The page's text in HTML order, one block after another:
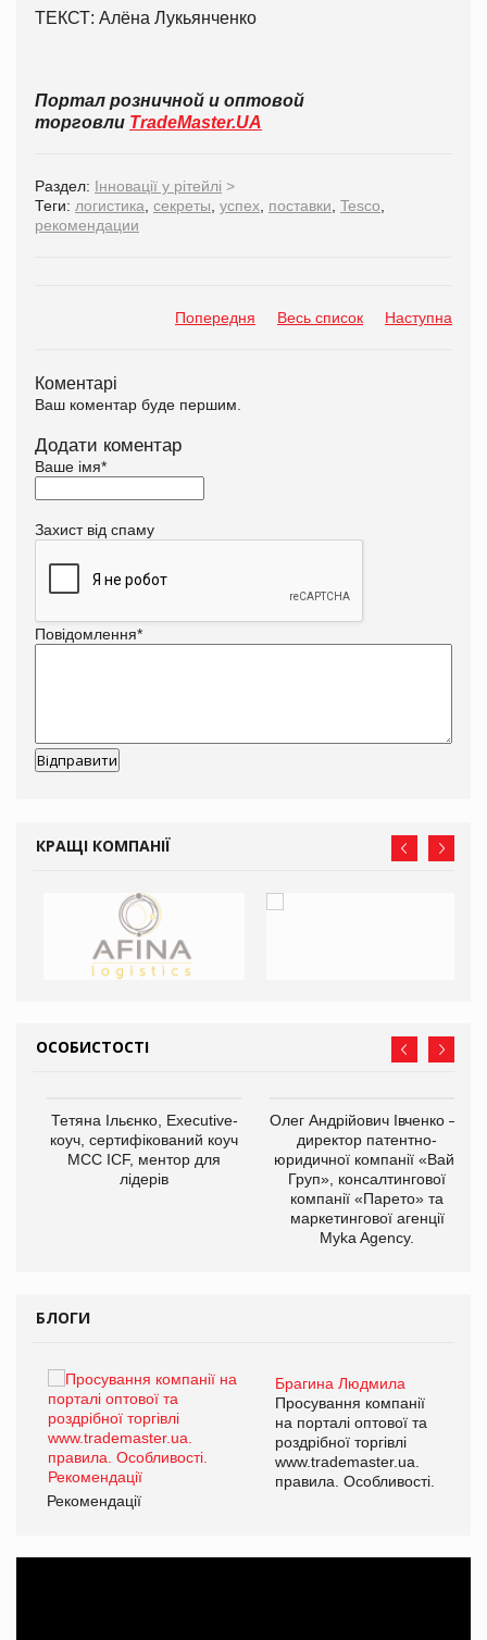
ТЕКСТ: Алёна Лукьянченко
Портал розничной и оптовой
торговли TradeMaster.UA
Раздел: Інновації у рітейлі >
Теги: логистика секреты успех поставки Tesco
рекомендации
Попередня Весь список Наступна
Коментарі
Ваш коментар буде першим.
Додати коментар
Ваше імя*
Захист від спаму
Повідомлення*
КРАЩІ КОМПАНІЇ
ОСОБИСТОСТІ
Тетяна Ільєнко, Executive-
коуч, сертифікований коуч
МСС ICF, ментор для
лідерів
Олег Андрійович Івченко —
директор патентно-
юридичної компанії «Вайз
Груп», консалтингової
компанії «Парето» та
маркетингової агенції
Myka Agency.
БЛОГИ
Брагина Людмила
Просування компанії
на порталі оптової та
роздрібної торгівлі
www.trademaster.ua.
правила. Особливості.
Рекомендації